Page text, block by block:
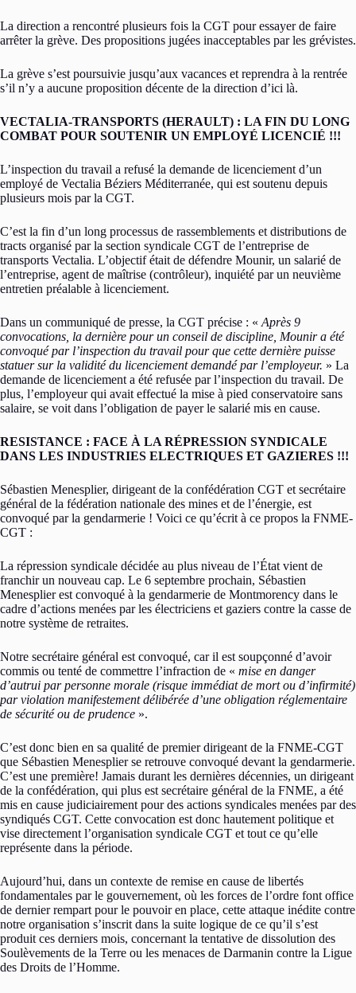
La direction a rencontré plusieurs fois la CGT pour essayer de faire
arrêter la grève. Des propositions jugées inacceptables par les grévistes.
La grève s’est poursuivie jusqu’aux vacances et reprendra à la rentrée
s’il n’y a aucune proposition décente de la direction d’ici là.
VECTALIA-TRANSPORTS (HERAULT) : LA FIN DU LONG
COMBAT POUR SOUTENIR UN EMPLOYÉ LICENCIÉ !!!
L’inspection du travail a refusé la demande de licenciement d’un
employé de Vectalia Béziers Méditerranée, qui est soutenu depuis
plusieurs mois par la CGT.
C’est la fin d’un long processus de rassemblements et distributions de
tracts organisé par la section syndicale CGT de l’entreprise de
transports Vectalia. L’objectif était de défendre Mounir, un salarié de
l’entreprise, agent de maîtrise (contrôleur), inquiété par un neuvième
entretien préalable à licenciement.
Dans un communiqué de presse, la CGT précise : « Après 9
convocations, la dernière pour un conseil de discipline, Mounir a été
convoqué par l’inspection du travail pour que cette dernière puisse
statuer sur la validité du licenciement demandé par l’employeur. » La
demande de licenciement a été refusée par l’inspection du travail. De
plus, l’employeur qui avait effectué la mise à pied conservatoire sans
salaire, se voit dans l’obligation de payer le salarié mis en cause.
RESISTANCE : FACE À LA RÉPRESSION SYNDICALE
DANS LES INDUSTRIES ELECTRIQUES ET GAZIERES !!!
Sébastien Menesplier, dirigeant de la confédération CGT et secrétaire
général de la fédération nationale des mines et de l’énergie, est
convoqué par la gendarmerie ! Voici ce qu’écrit à ce propos la FNME-
CGT :
La répression syndicale décidée au plus niveau de l’État vient de
franchir un nouveau cap. Le 6 septembre prochain, Sébastien
Menesplier est convoqué à la gendarmerie de Montmorency dans le
cadre d’actions menées par les électriciens et gaziers contre la casse de
notre système de retraites.
Notre secrétaire général est convoqué, car il est soupçonné d’avoir
commis ou tenté de commettre l’infraction de « mise en danger
d’autrui par personne morale (risque immédiat de mort ou d’infirmité)
par violation manifestement délibérée d’une obligation réglementaire
de sécurité ou de prudence ».
C’est donc bien en sa qualité de premier dirigeant de la FNME-CGT
que Sébastien Menesplier se retrouve convoqué devant la gendarmerie.
C’est une première! Jamais durant les dernières décennies, un dirigeant
de la confédération, qui plus est secrétaire général de la FNME, a été
mis en cause judiciairement pour des actions syndicales menées par des
syndiqués CGT. Cette convocation est donc hautement politique et
vise directement l’organisation syndicale CGT et tout ce qu’elle
représente dans la période.
Aujourd’hui, dans un contexte de remise en cause de libertés
fondamentales par le gouvernement, où les forces de l’ordre font office
de dernier rempart pour le pouvoir en place, cette attaque inédite contre
notre organisation s’inscrit dans la suite logique de ce qu’il s’est
produit ces derniers mois, concernant la tentative de dissolution des
Soulèvements de la Terre ou les menaces de Darmanin contre la Ligue
des Droits de l’Homme.